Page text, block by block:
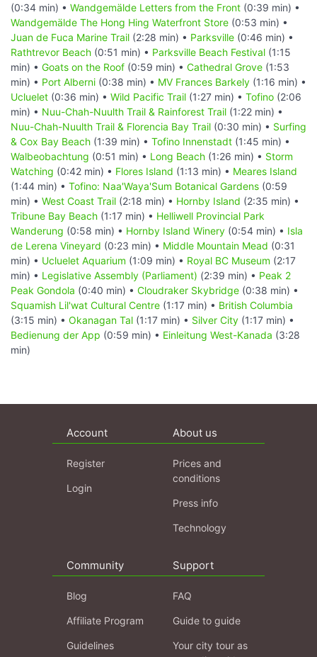
(0:34 min) • Wandgemälde Letters from the Front (0:39 min) •
Wandgemälde The Hong Hing Waterfront Store (0:53 min) •
Juan de Fuca Marine Trail (2:28 min) • Parksville (0:46 min) •
Rathtrevor Beach (0:51 min) • Parksville Beach Festival (1:15
min) • Goats on the Roof (0:59 min) • Cathedral Grove (1:53
min) • Port Alberni (0:38 min) • MV Frances Barkely (1:16 min) •
Ucluelet (0:36 min) • Wild Pacific Trail (1:27 min) • Tofino (2:06
min) • Nuu-Chah-Nuulth Trail & Rainforest Trail (1:22 min) •
Nuu-Chah-Nuulth Trail & Florencia Bay Trail (0:30 min) • Surfing
& Cox Bay Beach (1:39 min) • Tofino Innenstadt (1:45 min) •
Walbeobachtung (0:51 min) • Long Beach (1:26 min) • Storm
Watching (0:42 min) • Flores Island (1:13 min) • Meares Island
(1:44 min) • Tofino: Naa'Waya'Sum Botanical Gardens (0:59
min) • West Coast Trail (2:18 min) • Hornby Island (2:35 min) •
Tribune Bay Beach (1:17 min) • Helliwell Provincial Park
Wanderung (0:58 min) • Hornby Island Winery (0:54 min) • Isla
de Lerena Vineyard (0:23 min) • Middle Mountain Mead (0:31
min) • Ucluelet Aquarium (1:09 min) • Royal BC Museum (2:17
min) • Legislative Assembly (Parliament) (2:39 min) • Peak 2
Peak Gondola (0:40 min) • Cloudraker Skybridge (0:38 min) •
Squamish Lil'wat Cultural Centre (1:17 min) • British Columbia
(3:15 min) • Okanagan Tal (1:17 min) • Silver City (1:17 min) •
Bedienung der App (0:59 min) • Einleitung West-Kanada (3:28
min)
Account
Register
Login
About us
Prices and
conditions
Press info
Technology
Community
Blog
Affiliate Program
Guidelines
Support
FAQ
Guide to guide
Your city tour as